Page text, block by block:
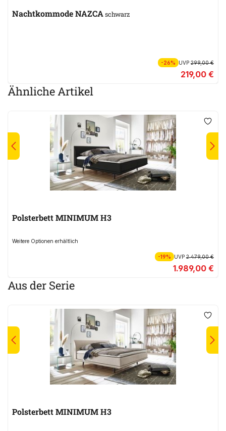
Nachtkommode NAZCAschwarz
-26% UVP299,00 €
219,00 €
Ähnliche Artikel
Polsterbett MINIMUM H3
Weitere Optionen erhältlich
-19% UVP2.479,00 €
1.989,00 €
Aus der Serie
Polsterbett MINIMUM H3